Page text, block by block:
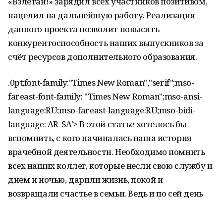
нацелил на дальнейшую работу. Реализация
данного проекта позволит повысить
конкурентоспособность наших выпускников за
счёт ресурсов дополнительного образования.
.0pt;font-family:"Times New Roman","serif";mso-
fareast-font-family: "Times New Roman";mso-ansi-
language:RU;mso-fareast-language:RU;mso-bidi-
language: AR-SA'> В этой статье хотелось бы
вспомнить, с кого начиналась наша история
врачебной деятельности. Необходимо помнить
всех наших коллег, которые несли свою службу и
днем и ночью, дарили жизнь, покой и
возвращали счастье в семьи. Ведь и по сей день